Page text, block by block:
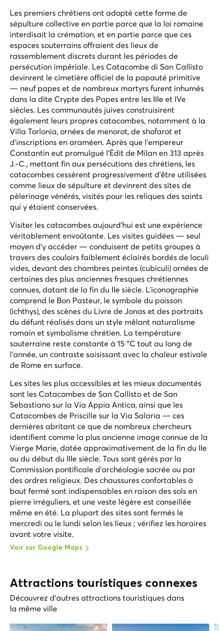
Les premiers chrétiens ont adopté cette forme de
sépulture collective en partie parce que la loi romaine
interdisait la crémation, et en partie parce que ces
espaces souterrains offraient des lieux de
rassemblement discrets durant les périodes de
persécution impériale. Les Catacombe di San Callisto
devinrent le cimetière officiel de la papauté primitive
— neuf papes et de nombreux martyrs furent inhumés
dans la dite Crypte des Papes entre les IIIe et IVe
siècles. Les communautés juives construisirent
également leurs propres catacombes, notamment à la
Villa Torlonia, ornées de menorot, de shofarot et
d'inscriptions en araméen. Après que l'empereur
Constantin eut promulgué l'Édit de Milan en 313 après
J.-C., mettant fin aux persécutions des chrétiens, les
catacombes cessèrent progressivement d'être utilisées
comme lieux de sépulture et devinrent des sites de
pèlerinage vénérés, visités pour les reliques des saints
qui y étaient conservées.
Visiter les catacombes aujourd'hui est une expérience
véritablement envoûtante. Les visites guidées — seul
moyen d'y accéder — conduisent de petits groupes à
travers des couloirs faiblement éclairés bordés de loculi
vides, devant des chambres peintes (cubiculi) ornées de
certaines des plus anciennes fresques chrétiennes
connues, datant de la fin du IIe siècle. L'iconographie
comprend le Bon Pasteur, le symbole du poisson
(ichthys), des scènes du Livre de Jonas et des portraits
du défunt réalisés dans un style mêlant naturalisme
romain et symbolisme chrétien. La température
souterraine reste constante à 15 °C tout au long de
l'année, un contraste saisissant avec la chaleur estivale
de Rome en surface.
Les sites les plus accessibles et les mieux documentés
sont les Catacombes de San Callisto et de San
Sebastiano sur la Via Appia Antica, ainsi que les
Catacombes de Priscille sur la Via Salaria — ces
dernières abritant ce que de nombreux chercheurs
identifient comme la plus ancienne image connue de la
Vierge Marie, datée approximativement de la fin du IIe
ou du début du IIIe siècle. Tous sont gérés par la
Commission pontificale d'archéologie sacrée ou par
des ordres religieux. Des chaussures confortables à
bout fermé sont indispensables en raison des sols en
pierre irréguliers, et une veste légère est conseillée
même en été. La plupart des sites sont fermés le
mercredi ou le lundi selon les lieux ; vérifiez les horaires
avant votre visite.
Voir sur Google Maps
Attractions touristiques connexes
Découvrez d'autres attractions touristiques dans
la même ville